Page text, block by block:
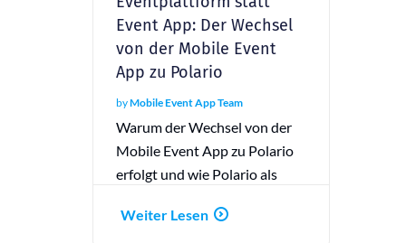
Event App: Der Wechsel
von der Mobile Event
App zu Polario
byMobile Event App Team
Warum der Wechsel von der
Mobile Event App zu Polario
erfolgt und wie Polario als
klassische Event Apps ablöst.
Weiter Lesen